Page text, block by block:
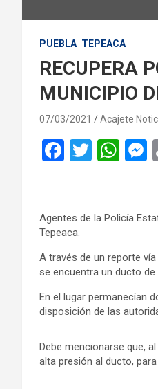
PUEBLA TEPEACA
RECUPERA
MUNICIPIO
07/03/2021 Acajete
F
b
o
o
k
T
er
W
s
p
p
n
Agentes de la Policía
Tepeaca.
A través de un reporte
se encuentra un ducto
En el lugar permanecían
disposición de las
Debe mencionarse que,
alta presión al ducto,